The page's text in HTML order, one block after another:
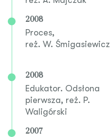
2008
Proces,
reż. W. Śmigasiewicz
2008
Edukator. Odsłona
pierwsza, reż. P.
Waligórski
2007